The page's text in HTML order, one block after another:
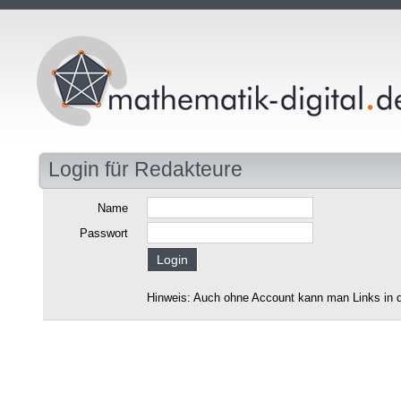
Login für Redakteure
Name
Passwort
Hinweis: Auch ohne Account kann man Links in